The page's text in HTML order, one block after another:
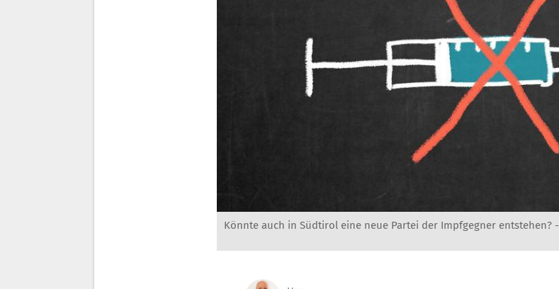
Könnte auch in Südtirol eine neue Partei der Impfgegner entstehen? -